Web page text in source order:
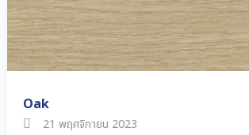
Oak
21 พฤศจิกายน 2023